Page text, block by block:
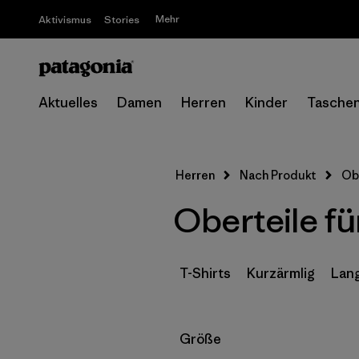
Aktivismus Stories Mehr
Aktuelles Damen Herren Kinder
Herren Nach Produkt
Oberteile
T-Shirts Kurzärmlig
Filter by
Größe